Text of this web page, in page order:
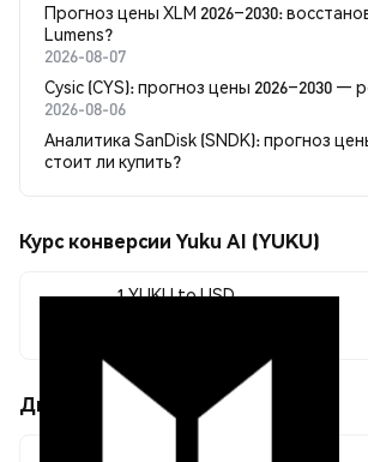
Прогноз цены XLM 2026–2030:
Lumens?
2026-08-07
Cysic (CYS): прогноз цены 2026–2030 —
2026-08-06
Аналитика SanDisk (SNDK): прогноз
стоит ли купить?
Курс конверсии Yuku AI (YUKU)
1 YUKU to USD
Движения цены Yuku AI (YUKU)